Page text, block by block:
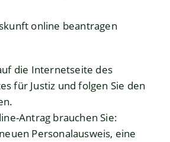
online beantragen
die Internetseite des
für Justiz und folgen Sie den
Antrag brauchen Sie:
Personalausweis, eine